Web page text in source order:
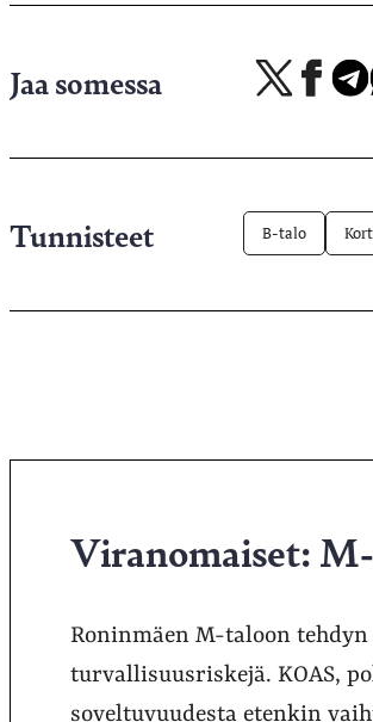
Jaa somessa
Jaa
palvelussa
Jaa Jaa
Tunnisteet B-talo
Viranomaiset:
Roninmäen M-taloon
turvallisuusriskejä. KOAS,
soveltuvuudesta etenkin